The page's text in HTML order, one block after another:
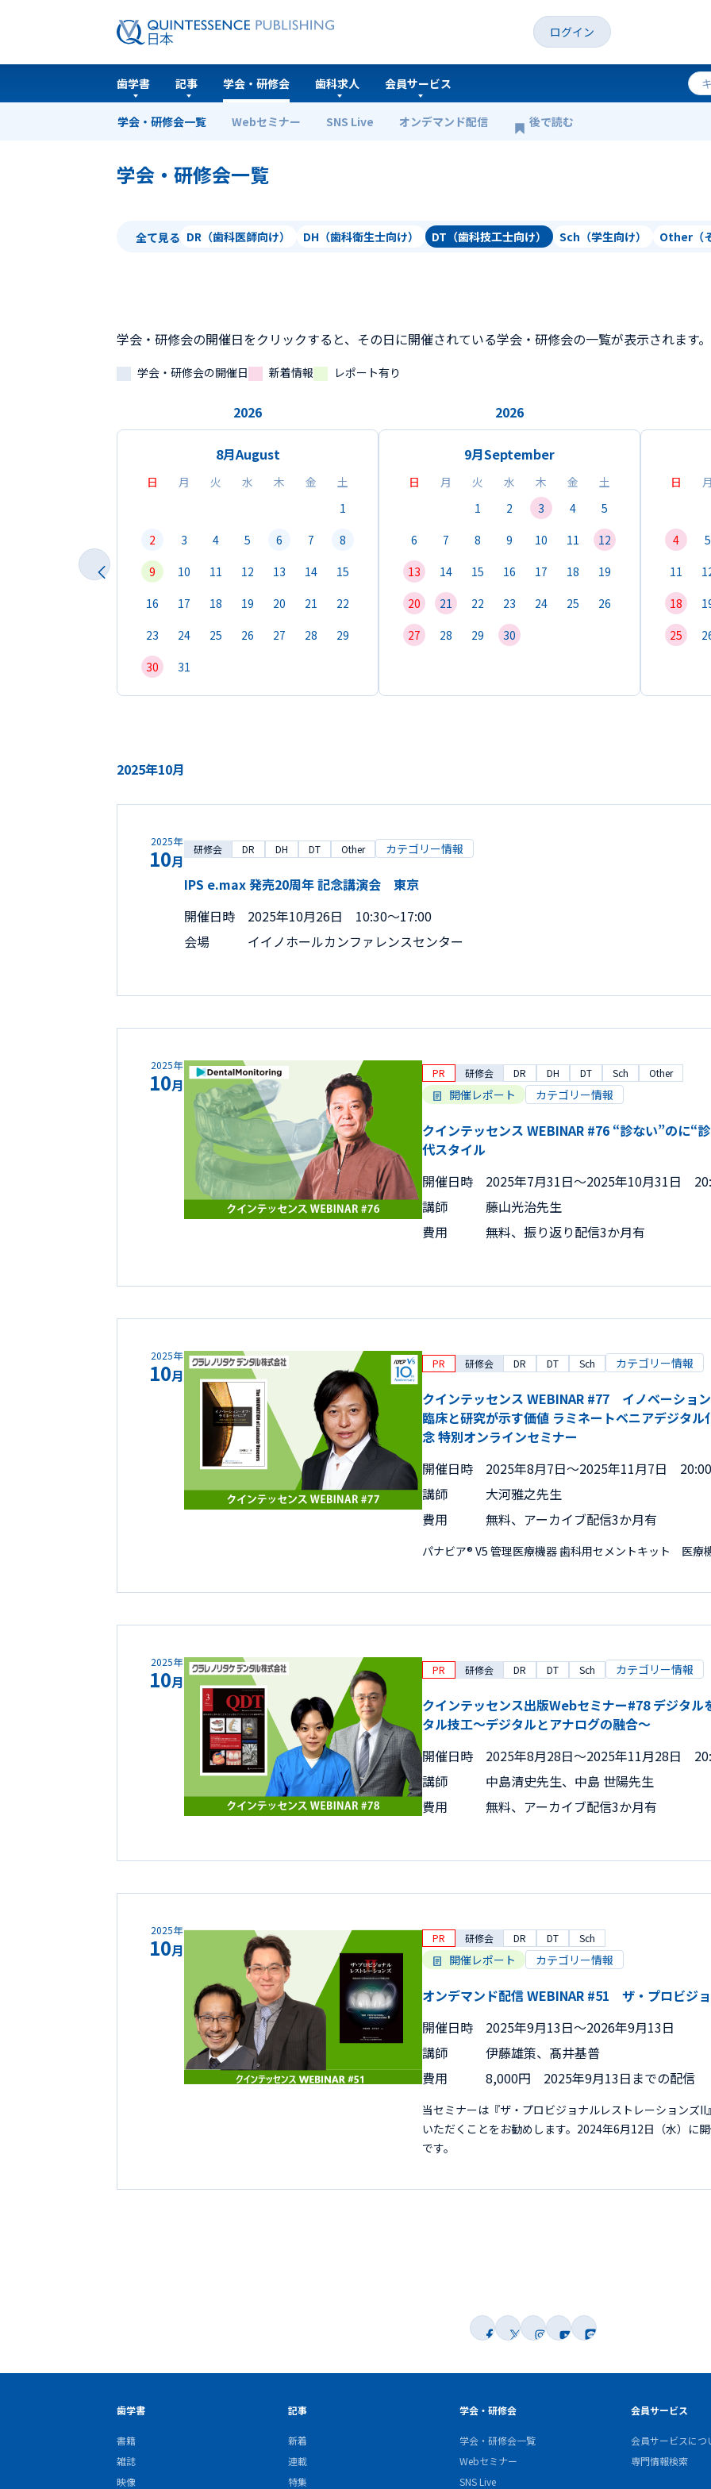
ログイン
歯学書 記事 学会・研修会
学会・研修会一覧 Webセミナー SNS Live オンデマンド配信 後で読む
歯科求人 会員サービス
ホーム 学会・研修会一覧
学会・研修会一覧
全て見る DR（歯科医師向け） DH（歯科衛生士向け） DT（歯科技工士向け） Sch（学生向け） Other（
学会・研修会の開催日をクリックすると、その日に開催されている学会・研修会の一覧が表示されます。
学会・研修会の開催日 新着情報 レポート有り
2026
8月August
日 月 火 水 木 金
土
1
2
3 4 5 6 7
8
9
10 11 12 13 14
15
16
17 18 19 20 21
22
23
24 25 26 27 28
29
30
31
2026
9月September
日 月 火 水 木 金
土
1
2 3 4
5
6
7 8 9 10 11
12
13
14 15 16 17 18
19
20
21 22 23 24 25
26
27
28 29 30
日
4
5
11
18
25
2025年10月
2025年
10月
研修会 DR DH DT Other カテゴリー情報
IPS e.max 発売20周年 記念講演会 東京
開催日時
2025年10月26日 10:30～17:00
会場
イイノホールカンファレンスセンター
2025年
10月
PR 研修会 DR DH DT Sch Other
開催レポート カテゴリー情報
クインテッセンス WEBINAR #76 “診ない”のに“
代スタイル
開催日時
2025年7月31日〜2025年10月31日
講師
藤山光治先生
費用
無料、振り返り配信3か月有
2025年
10月
PR 研修会 DR DT Sch カテゴリー情報
クインテッセンス WEBINAR #77 イノベーショ
臨床と研究が示す価値 ラミネートベニアデジタ
念 特別オンラインセミナー
開催日時
2025年8月7日〜2025年11月7日
講師
大河雅之先生
費用
無料、アーカイブ配信3か月有
パナビア® V5 管理医療機器 歯科用セメントキット 医療
2025年
10月
PR 研修会 DR DT Sch カテゴリー情報
クインテッセンス出版Webセミナー#78 デジタ
タル技工～デジタルとアナログの融合～
開催日時
2025年8月28日〜2025年11月28日
講師
中島清史先生、中島 世陽先生
費用
無料、アーカイブ配信3か月有
2025年
10月
PR 研修会 DR DT Sch
開催レポート カテゴリー情報
オンデマンド配信 WEBINAR #51 ザ・プロビジ
開催日時
2025年9月13日〜2026年9月13日
講師
伊藤雄策、髙井基普
費用
8,000円 2025年9月13日までの配信
当セミナーは『ザ・プロビジョナルレストレーションズ
いただくことをお勧めします。2024年6月12日（水）に
です。
歯学書
書籍
雑誌
映像
記事
新着
連載
特集
学会・研修会
学会・研修会一覧
Webセミナー
SNS Live
会員サービス
会員サービスにつ
専門情報検索